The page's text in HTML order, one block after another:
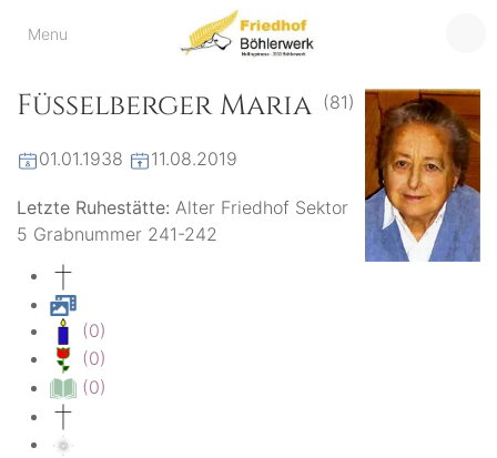
Menu
Friedhof
der virtuelle Friedhof
Füsselberger Maria (81)
01.01.1938 11.08.2019
Letzte Ruhestätte: Alter Friedhof Sektor
5 Grabnummer 241-242
(0)
(0)
(0)